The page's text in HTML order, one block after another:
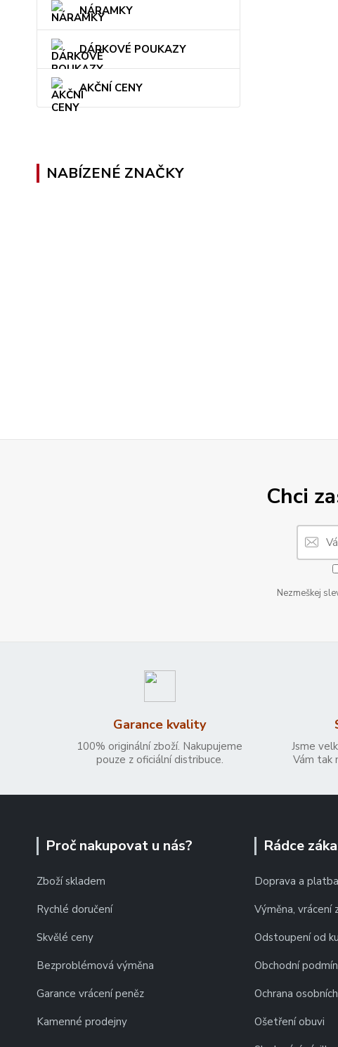
NÁRAMKY
DÁRKOVÉ POUKAZY
AKČNÍ CENY
NABÍZENÉ ZNAČKY
Chci
Nezmeškej
Garance kvality
100% originální zboží. Nakupujeme
pouze z oficiální distribuce.
Jsme
Vám tak
Proč nakupovat u nás?
Zboží skladem
Rychlé doručení
Skvělé ceny
Bezproblémová výměna
Garance vrácení peněz
Kamenné prodejny
Rádce
Doprava a platba
Výměna, vrácení
Odstoupení od
Obchodní
Ochrana
Ošetření obuvi